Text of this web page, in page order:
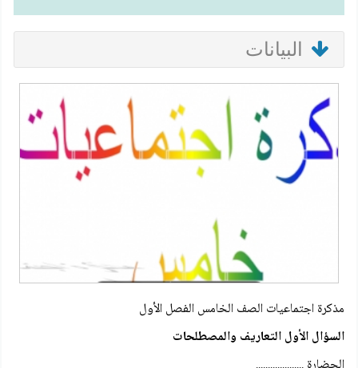
البيانات
مذكرة اجتماعيات الصف الخامس الفصل الأول
السؤال الأول التعاريف والمصطلحات